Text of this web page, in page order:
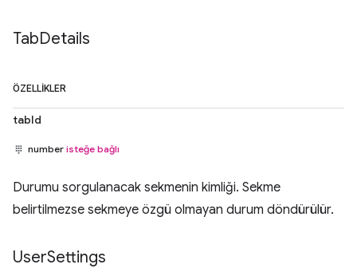
TabDetails
ÖZELLIKLER
tabId
number isteğe bağlı
Durumu sorgulanacak sekmenin kimliği. Sekme
belirtilmezse sekmeye özgü olmayan durum döndürülür.
UserSettings